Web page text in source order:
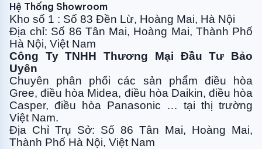
Hệ Thống Showroom
Kho số 1 : Số 83 Đền Lừ, Hoàng Mai, Hà Nội
Địa chỉ: Số 86 Tân Mai, Hoàng Mai, Thành Phố
Hà Nội, Việt Nam
Công Ty TNHH Thương Mại Đầu Tư Bảo
Uyên
Chuyên phân phối các sản phẩm điều hòa
Gree, điều hòa Midea, điều hòa Daikin, điều hòa
Casper, điều hòa Panasonic … tại thị trường
Việt Nam.
Địa Chỉ Trụ Sở: Số 86 Tân Mai, Hoàng Mai,
Thành Phố Hà Nội, Việt Nam